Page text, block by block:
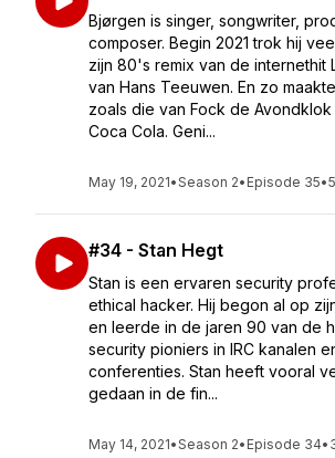
Bjørgen is singer, songwriter,
composer. Begin 2021 trok hij
zijn 80's remix van de internethit
van Hans Teeuwen. En zo
zoals die van Fock de Avondklok
Coca Cola. Geni...
May 19, 2021•Season 2• Episode 35•
#34 - Stan Hegt
Stan is een ervaren security
ethical hacker. Hij begon al op
en leerde in de jaren 90 van de
security pioniers in IRC kanalen
conferenties. Stan heeft vooral
gedaan in de fin...
May 14, 2021•Season 2• Episode 34•